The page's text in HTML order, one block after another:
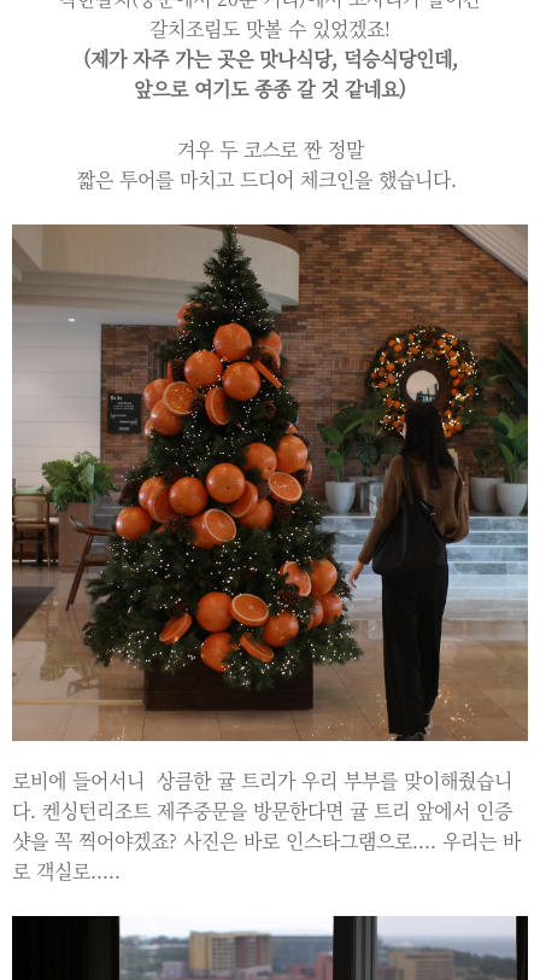
갈치조림도 맛볼 수 있었겠죠!
(제가 자주 가는 곳은 맛나식당, 덕승식당인데,
앞으로 여기도 종종 갈 것 같네요)
겨우 두 코스로 짠 정말
짧은 투어를 마치고 드디어 체크인을 했습니다.
로비에 들어서니 상큼한 귤 트리가 우리 부부를 맞이해줬습니
다. 켄싱턴리조트 제주중문을 방문한다면 귤 트리 앞에서 인증
샷을 꼭 찍어야겠죠? 사진은 바로 인스타그램으로.... 우리는 바
로 객실로.....